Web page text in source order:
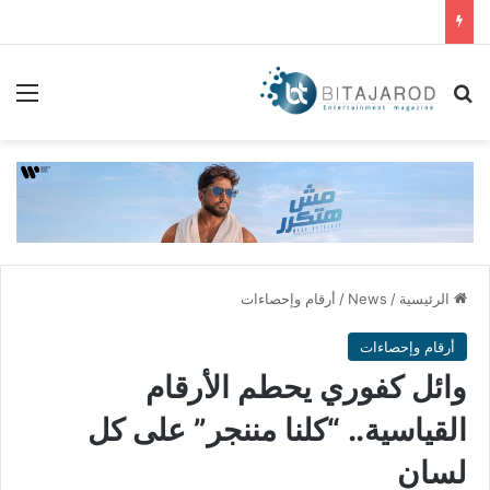
بحث عن
الرئيسية /
News
/ أرقام وإحصاءات
أرقام وإحصاءات
وائل كفوري يحطم الأرقام
القياسية.. “كلنا مننجر” على كل
لسان